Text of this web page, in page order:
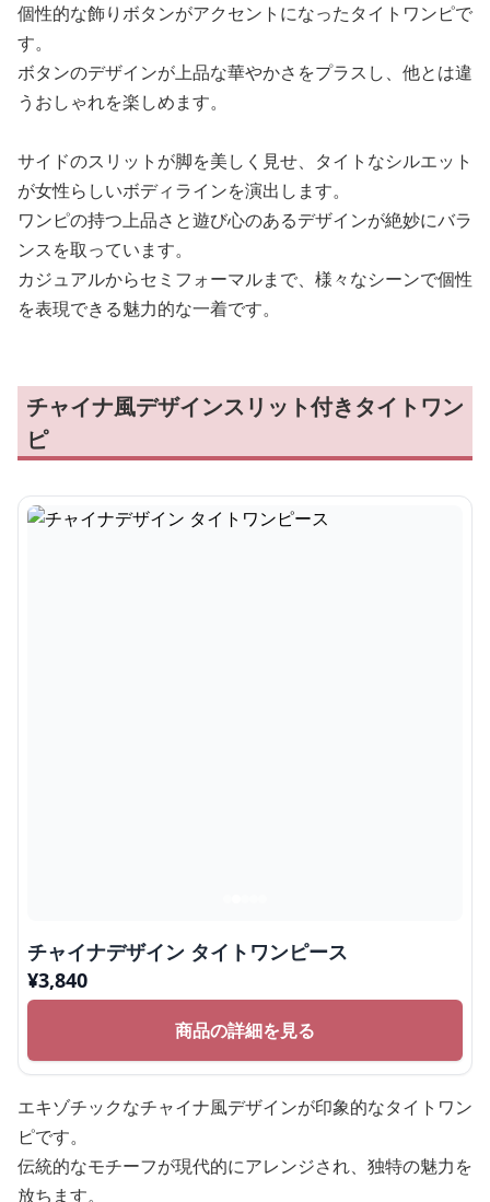
個性的な飾りボタンがアクセントになったタイトワンピで
す。
ボタンのデザインが上品な華やかさをプラスし、他とは違
うおしゃれを楽しめます。
サイドのスリットが脚を美しく見せ、タイトなシルエット
が女性らしいボディラインを演出します。
ワンピの持つ上品さと遊び心のあるデザインが絶妙にバラ
ンスを取っています。
カジュアルからセミフォーマルまで、様々なシーンで個性
を表現できる魅力的な一着です。
チャイナ風デザインスリット付きタイトワン
ピ
チャイナデザイン タイトワンピース
¥3,840
商品の詳細を見る
エキゾチックなチャイナ風デザインが印象的なタイトワン
ピです。
伝統的なモチーフが現代的にアレンジされ、独特の魅力を
放ちます。